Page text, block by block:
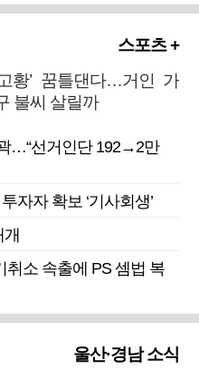
스포츠 +
고황’ 꿈틀댄다…거인 가
불씨 살릴까
…“선거인단 192→2만
자자 확보 ‘기사회생’
소 속출에 PS 셈법 복
울산·경남 소식